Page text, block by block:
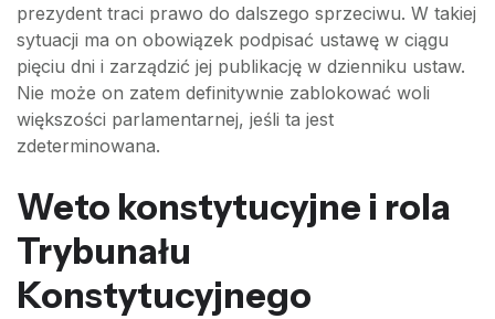
prezydent traci prawo do dalszego sprzeciwu. W takiej
sytuacji ma on obowiązek podpisać ustawę w ciągu
pięciu dni i zarządzić jej publikację w dzienniku ustaw.
Nie może on zatem definitywnie zablokować woli
większości parlamentarnej, jeśli ta jest
zdeterminowana.
Weto konstytucyjne i rola
Trybunału
Konstytucyjnego